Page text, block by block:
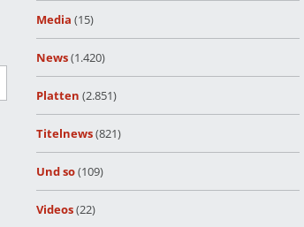
Media (15)
News(1.420)
Platten (2.851)
Titelnews(821)
Und so(109)
Videos(22)